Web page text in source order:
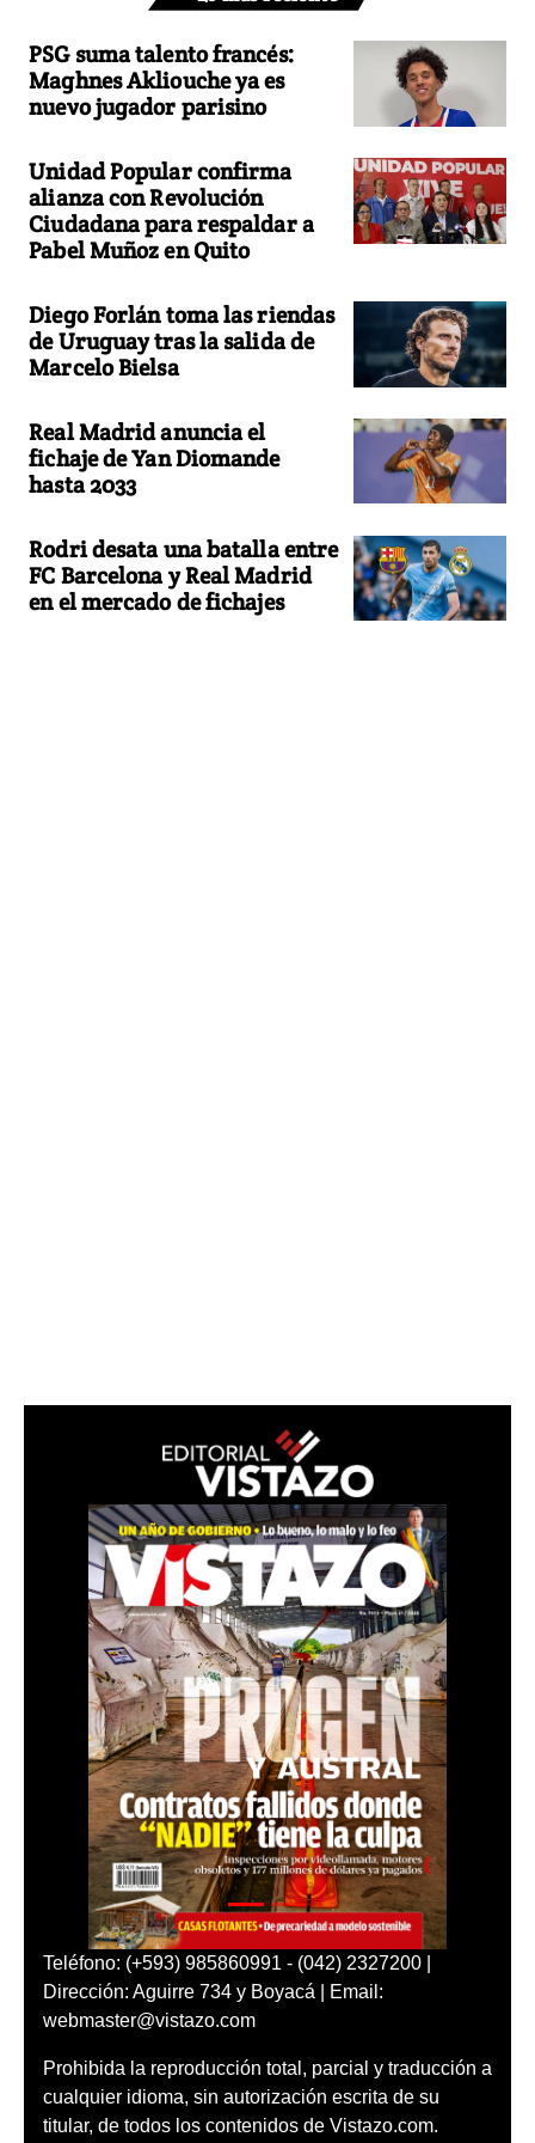
PSG suma talento francés:
Maghnes Akliouche ya es
nuevo jugador parisino
Unidad Popular confirma
alianza con Revolución
Ciudadana para respaldar a
Pabel Muñoz en Quito
Diego Forlán toma las riendas
de Uruguay tras la salida de
Marcelo Bielsa
Real Madrid anuncia el
fichaje de Yan Diomande
hasta 2033
Rodri desata una batalla entre
FC Barcelona y Real Madrid
en el mercado de fichajes
Teléfono: (+593) 985860991 - (042) 2327200 |
Dirección: Aguirre 734 y Boyacá | Email:
webmaster@vistazo.com
Prohibida la reproducción total, parcial y traducción a
cualquier idioma, sin autorización escrita de su
titular, de todos los contenidos de Vistazo.com.